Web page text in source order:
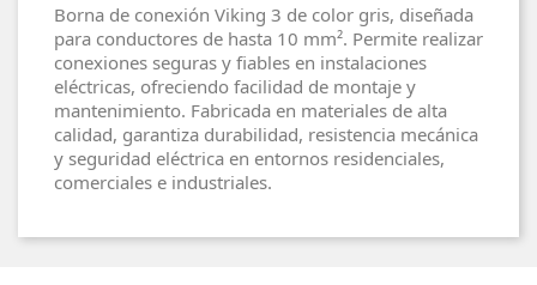
Borna de conexión Viking 3 de color gris, diseñada
para conductores de hasta 10 mm². Permite realizar
conexiones seguras y fiables en instalaciones
eléctricas, ofreciendo facilidad de montaje y
mantenimiento. Fabricada en materiales de alta
calidad, garantiza durabilidad, resistencia mecánica
y seguridad eléctrica en entornos residenciales,
comerciales e industriales.